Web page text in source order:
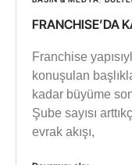
FRANCHISE’DA
Franchise
konuşulan
kadar büyüme
Şube sayısı
evrak akışı,